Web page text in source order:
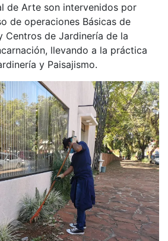
de Arte son intervenidos por
de operaciones Básicas de
Centros de Jardinería de la
llevando a la práctica
y Paisajismo.